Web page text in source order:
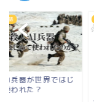
な話
使を凌駕する人間た
言者エリヤとモー